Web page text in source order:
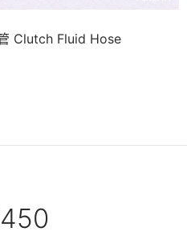
Clutch Fluid Hose